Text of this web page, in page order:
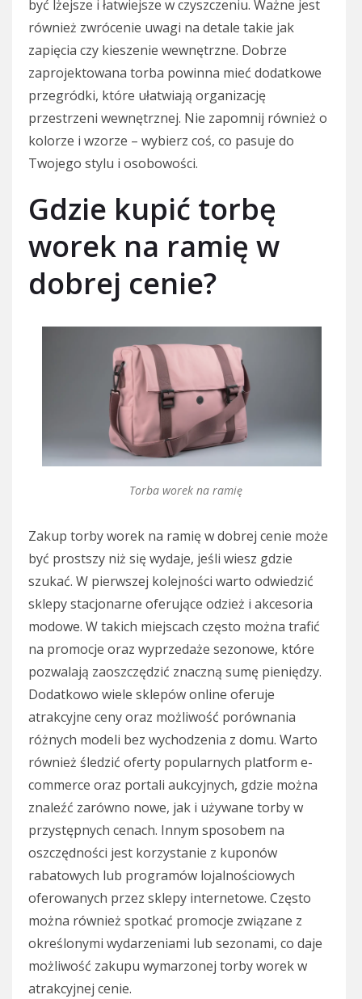
być lżejsze i łatwiejsze w czyszczeniu. Ważne jest
również zwrócenie uwagi na detale takie jak
zapięcia czy kieszenie wewnętrzne. Dobrze
zaprojektowana torba powinna mieć dodatkowe
przegródki, które ułatwiają organizację
przestrzeni wewnętrznej. Nie zapomnij również o
kolorze i wzorze – wybierz coś, co pasuje do
Twojego stylu i osobowości.
Gdzie kupić torbę
worek na ramię w
dobrej cenie?
Torba worek na ramię
Zakup torby worek na ramię w dobrej cenie może
być prostszy niż się wydaje, jeśli wiesz gdzie
szukać. W pierwszej kolejności warto odwiedzić
sklepy stacjonarne oferujące odzież i akcesoria
modowe. W takich miejscach często można trafić
na promocje oraz wyprzedaże sezonowe, które
pozwalają zaoszczędzić znaczną sumę pieniędzy.
Dodatkowo wiele sklepów online oferuje
atrakcyjne ceny oraz możliwość porównania
różnych modeli bez wychodzenia z domu. Warto
również śledzić oferty popularnych platform e-
commerce oraz portali aukcyjnych, gdzie można
znaleźć zarówno nowe, jak i używane torby w
przystępnych cenach. Innym sposobem na
oszczędności jest korzystanie z kuponów
rabatowych lub programów lojalnościowych
oferowanych przez sklepy internetowe. Często
można również spotkać promocje związane z
określonymi wydarzeniami lub sezonami, co daje
możliwość zakupu wymarzonej torby worek w
atrakcyjnej cenie.